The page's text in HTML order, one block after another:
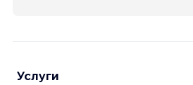
Услуги